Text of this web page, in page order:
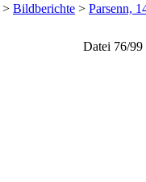
> Bildberichte > Parsenn,
Datei 76/99